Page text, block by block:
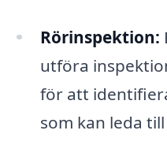
Rörinspektion:
utföra
för att
som kan leda